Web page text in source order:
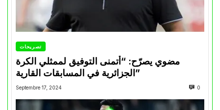
تصريحات
مضوي يصرّح: “أتمنى التوفيق لممثلي الكرة
الجزائرية في المسابقات القارية”
Septembre 17, 2024 0